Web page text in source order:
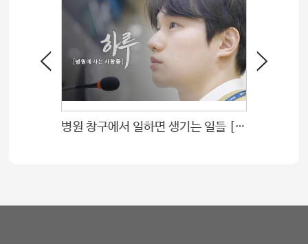
병원 창구에서 일하면 생기는 일들 [창구직원 편 - 하루;병원에 사는 사람들]